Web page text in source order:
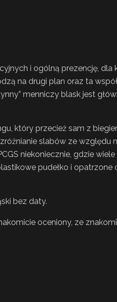
i ogólną prezencję, dla
na drugi plan oraz ta
menniczy blask jest
który przecież sam z
slabów ze względu
niekoniecznie, gdzie
pudełko i opatrzone
bez daty.
oceniony, ze